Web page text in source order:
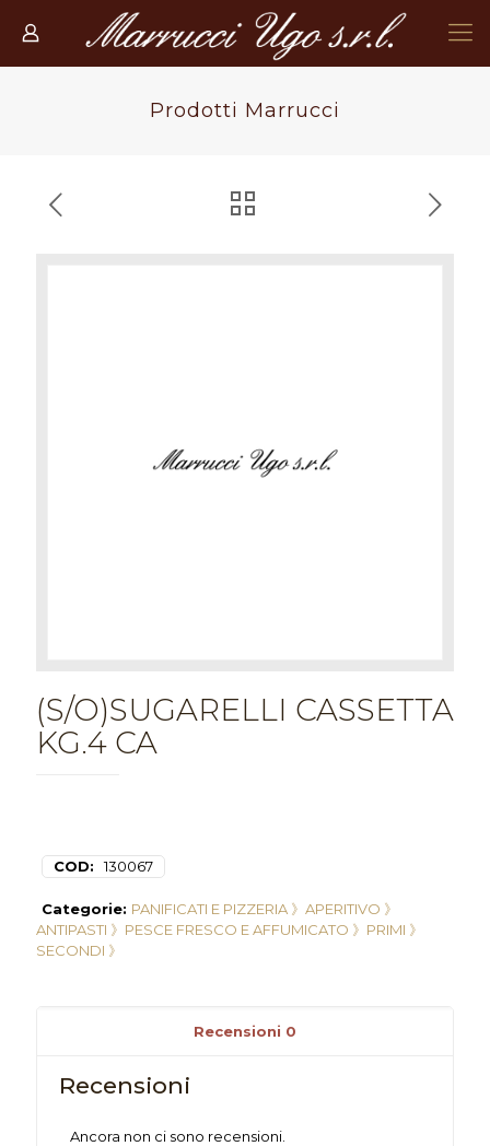
Prodotti Marrucci
(S/O)SUGARELLI CASSETTA
KG.4 CA
COD: 130067
Categorie: PANIFICATI E PIZZERIA 》 APERITIVO 》
ANTIPASTI 》 PESCE FRESCO E AFFUMICATO 》 PRIMI 》
SECONDI 》
Recensioni 0
Recensioni
Ancora non ci sono recensioni.